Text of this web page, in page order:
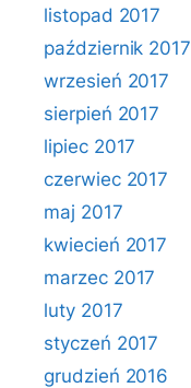
listopad 2017
październik 2017
wrzesień 2017
sierpień 2017
lipiec 2017
czerwiec 2017
maj 2017
kwiecień 2017
marzec 2017
luty 2017
styczeń 2017
grudzień 2016